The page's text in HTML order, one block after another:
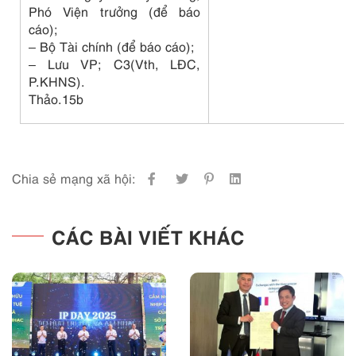
Phó Viện trưởng (để báo
cáo);
– Bộ Tài chính (để báo cáo);
– Lưu VP; C3(Vth, LĐC,
P.KHNS).
Thảo.15b
Chia sẻ mạng xã hội:
CÁC BÀI VIẾT KHÁC